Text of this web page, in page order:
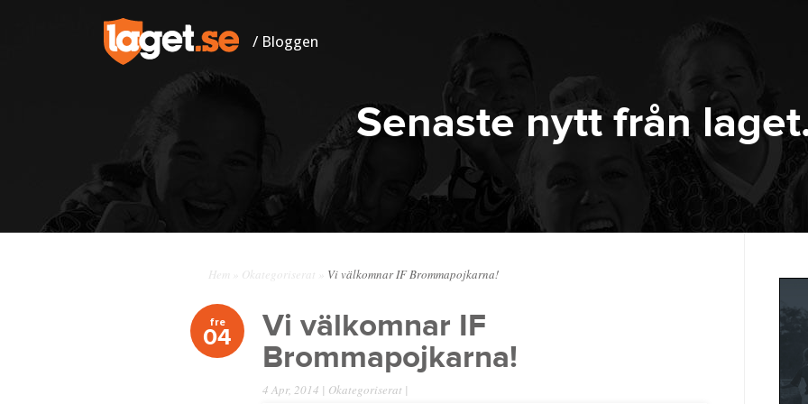
/ Bloggen
Senaste nytt från
Hem Okategoriserat Vi välkomnar IF Brommapojkarna!
fre
04 Vi välkomnar IF
Brommapojkarna!
4 Apr, 2014 | Okategoriserat |